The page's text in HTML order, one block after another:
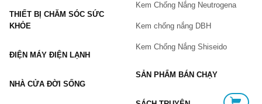
Vấn đề(*)
THIẾT BỊ CHĂM SÓC SỨC
KHỎE
ĐIỆN MÁY ĐIỆN LẠNH
NHÀ CỬA ĐỜI SỐNG
Kem Chống Nắng Neutrogena
Kem chống nắng DBH
Kem Chống Nắng Shiseido
SẢN PHẨM BÁN CHẠY